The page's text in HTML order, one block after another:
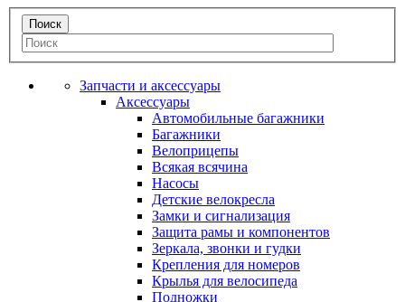
Запчасти и аксессуары
Аксессуары
Автомобильные багажники
Багажники
Велоприцепы
Всякая всячина
Насосы
Детские велокресла
Замки и сигнализация
Защита рамы и компонентов
Зеркала, звонки и гудки
Крепления для номеров
Крылья для велосипеда
Подножки